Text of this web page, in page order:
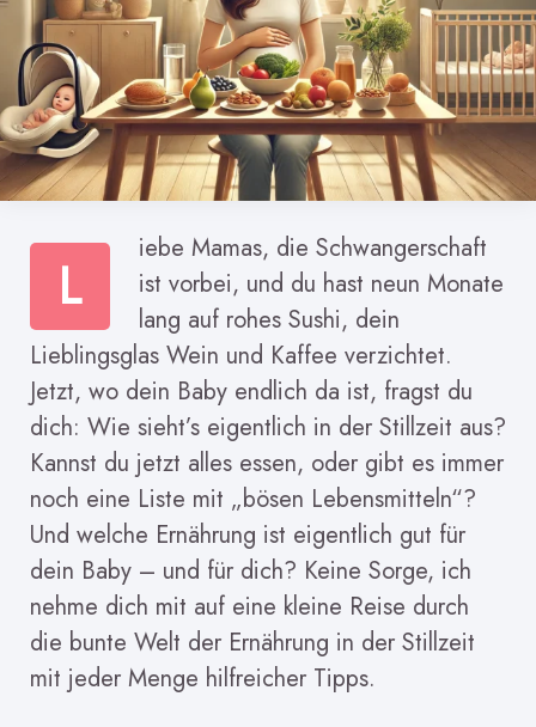
L
iebe Mamas, die Schwangerschaft
ist vorbei, und du hast neun Monate
lang auf rohes Sushi, dein
Lieblingsglas Wein und Kaffee verzichtet.
Jetzt, wo dein Baby endlich da ist, fragst du
dich: Wie sieht’s eigentlich in der Stillzeit aus?
Kannst du jetzt alles essen, oder gibt es immer
noch eine Liste mit „bösen Lebensmitteln“?
Und welche Ernährung ist eigentlich gut für
dein Baby – und für dich? Keine Sorge, ich
nehme dich mit auf eine kleine Reise durch
die bunte Welt der Ernährung in der Stillzeit
mit jeder Menge hilfreicher Tipps.